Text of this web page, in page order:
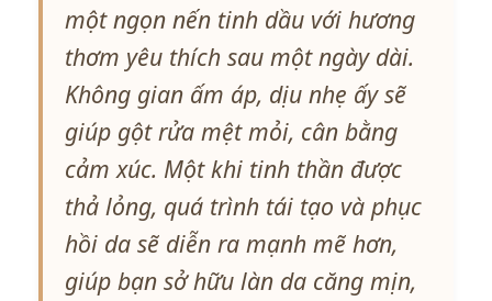
một ngọn nến tinh dầu với hương
thơm yêu thích sau một ngày dài.
Không gian ấm áp, dịu nhẹ ấy sẽ
giúp gột rửa mệt mỏi, cân bằng
cảm xúc. Một khi tinh thần được
thả lỏng, quá trình tái tạo và phục
hồi da sẽ diễn ra mạnh mẽ hơn,
giúp bạn sở hữu làn da căng mịn,